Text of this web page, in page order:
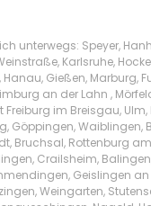
unterwegs: Speyer,
Karlsruhe,
Gießen, Marburg,
an der Lahn ,
im Breisgau,
Bruchsal, Rottenburg
Crailsheim,
Geislingen
Weingarten,